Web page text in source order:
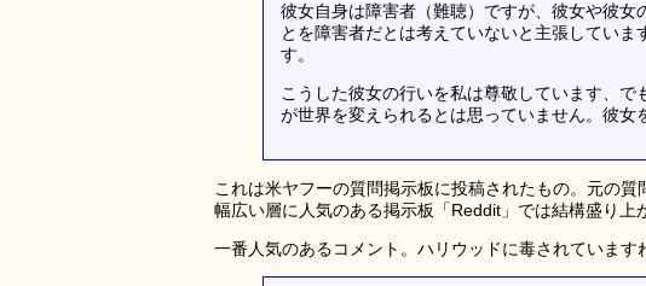
彼女自身は障害者（難聴）ですが、彼女や彼女
とを障害者だとは考えていないと主張してい
す。
こうした彼女の行いを私は尊敬しています、
が世界を変えられるとは思っていません。彼
これは米ヤフーの質問掲示板に投稿されたもの。元の
幅広い層に人気のある掲示板「Reddit」では結構盛り上
一番人気のあるコメント。ハリウッドに毒されています